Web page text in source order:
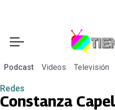
Podcast Videos Televisión
Redes
Constanza